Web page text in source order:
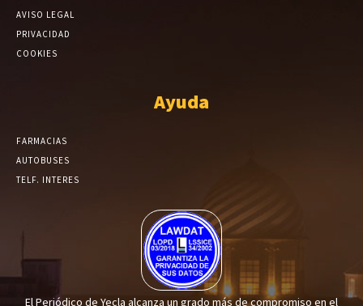
AVISO LEGAL
PRIVACIDAD
COOKIES
Ayuda
FARMACIAS
AUTOBUSES
TELF. INTERES
El Periódico de Yecla alcanza un grado más de compromiso en el